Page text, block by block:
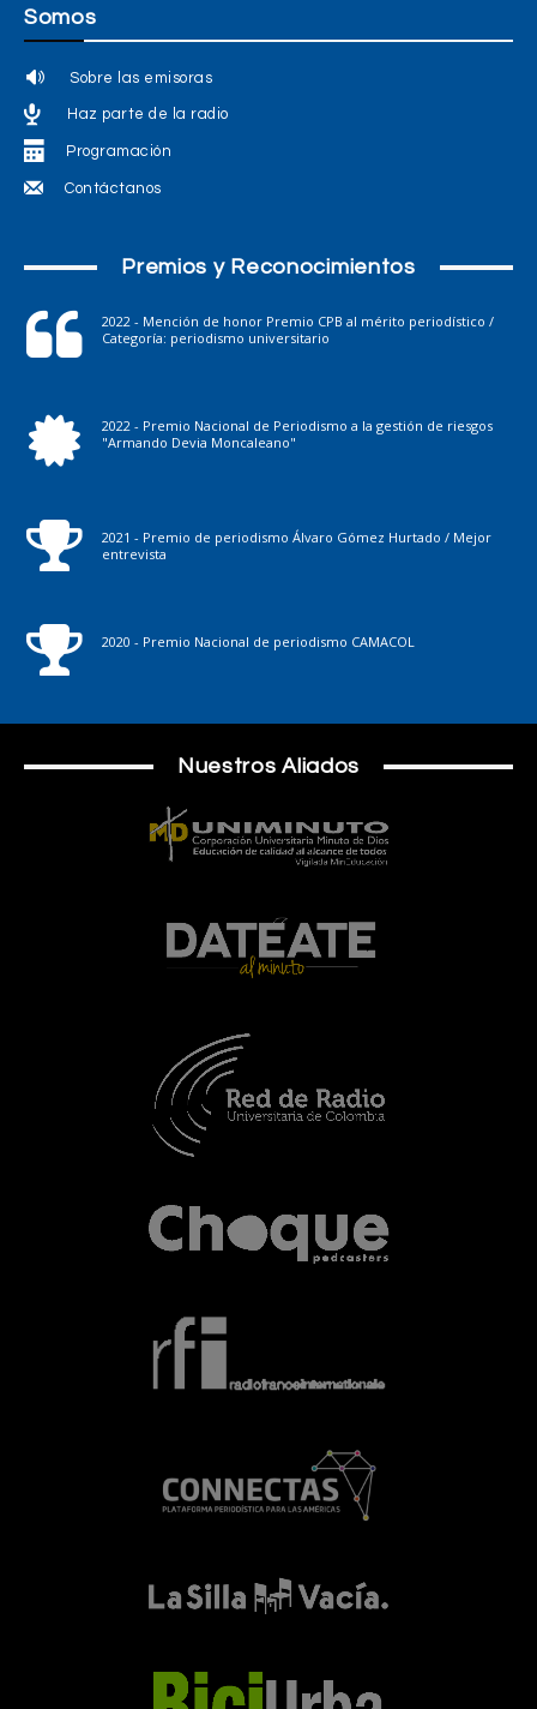
Somos
Sobre las emisoras
Haz parte de la radio
Programación
Contáctanos
Premios y Reconocimientos
2022 - Mención de honor Premio CPB al mérito periodístico /
Categoría: periodismo universitario
2022 - Premio Nacional de Periodismo a la gestión de riesgos
"Armando Devia Moncaleano"
2021 - Premio de periodismo Álvaro Gómez Hurtado / Mejor
entrevista
2020 - Premio Nacional de periodismo CAMACOL
Nuestros Aliados